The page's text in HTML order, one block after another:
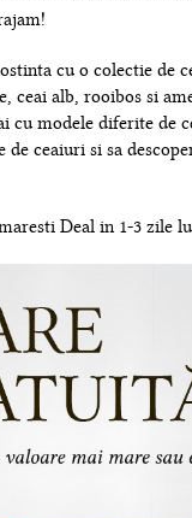
cu o colectie
alb, rooibos si
cu modele diferite
ceaiuri si sa
Deal in 1-3 zile